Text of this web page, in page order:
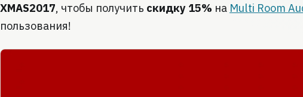
XMAS2017, чтобы получить скидку 15% на Multi Room
пользования!